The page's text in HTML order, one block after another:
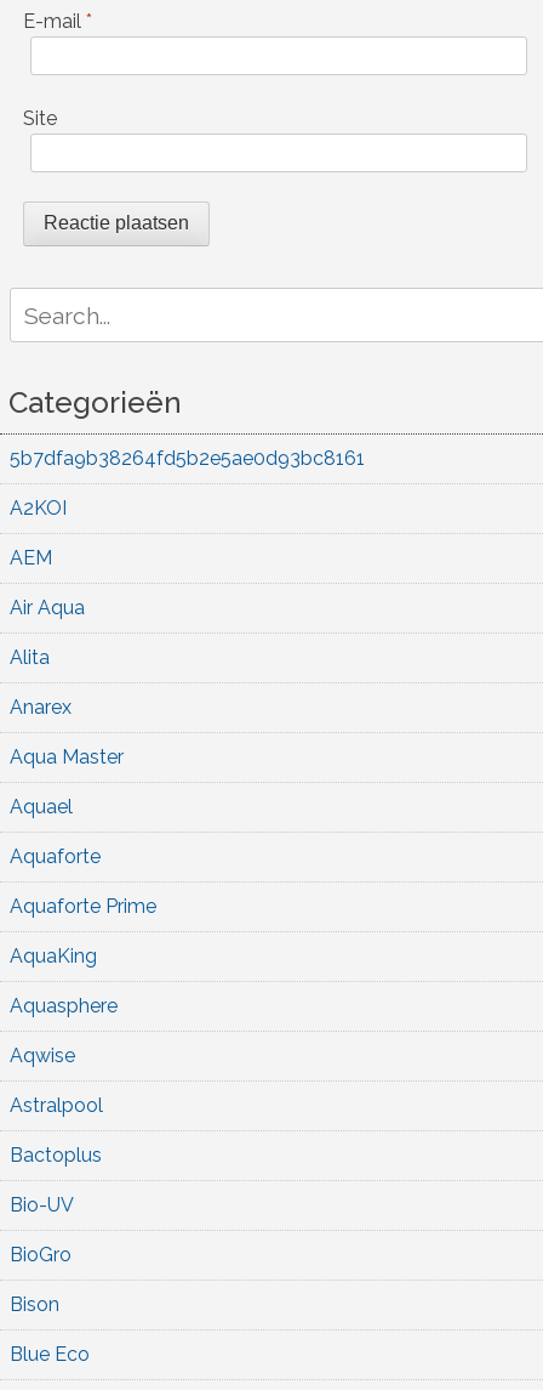
E-mail *
Site
for:
Categorieën
5b7dfa9b38264fd5b2e5ae0d93bc8161
A2KOI
AEM
Air Aqua
Alita
Anarex
Aqua Master
Aquael
Aquaforte
Aquaforte Prime
AquaKing
Aquasphere
Aqwise
Astralpool
Bactoplus
Bio-UV
BioGro
Bison
Blue Eco